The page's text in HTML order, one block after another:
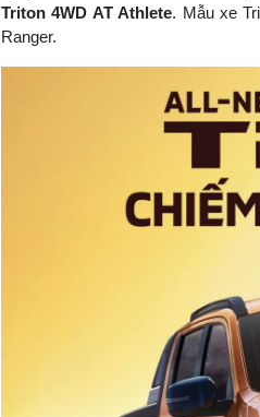
Triton 4WD AT Athlete. Mẫu xe
Ranger.